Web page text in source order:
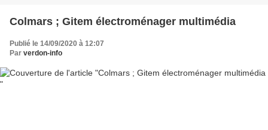
Colmars ; Gitem électroménager multimédia
Publié le 14/09/2020 à 12:07
Par verdon-info